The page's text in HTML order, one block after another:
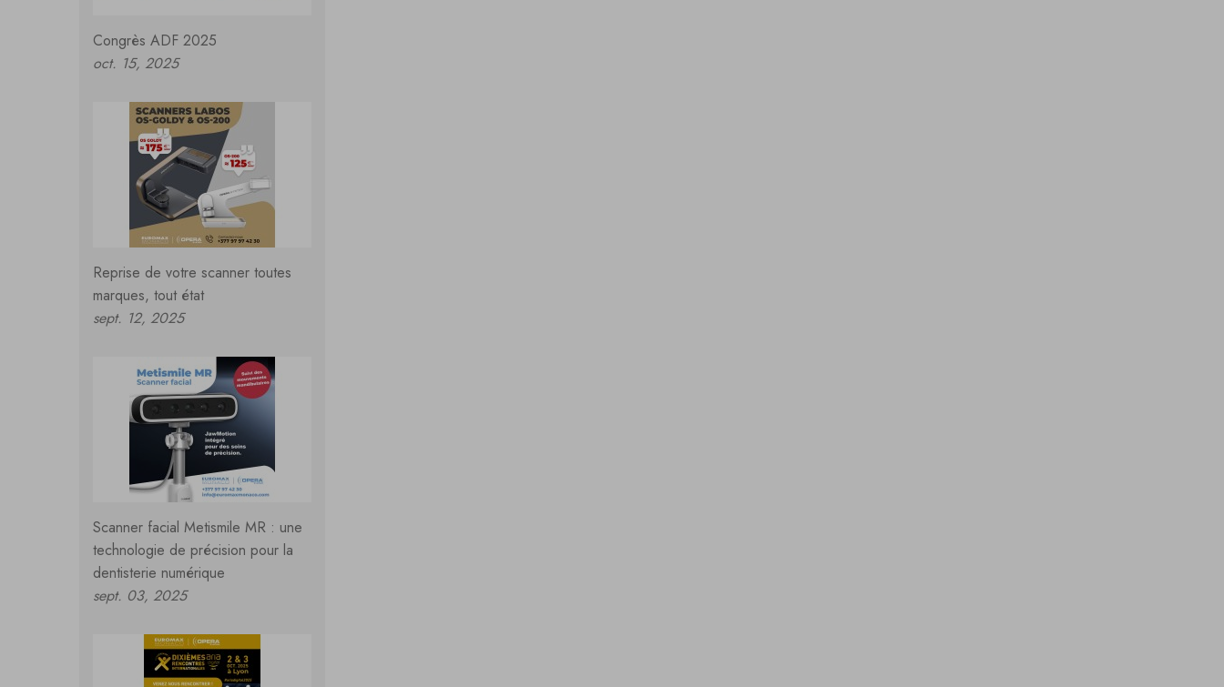
Congrès ADF 2025
oct. 15, 2025
Reprise de votre scanner toutes
marques, tout état
sept. 12, 2025
Scanner facial Metismile MR : une
technologie de précision pour la
dentisterie numérique
sept. 03, 2025